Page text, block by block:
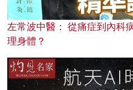
左常波中醫： 從痛症到內科
理身體？